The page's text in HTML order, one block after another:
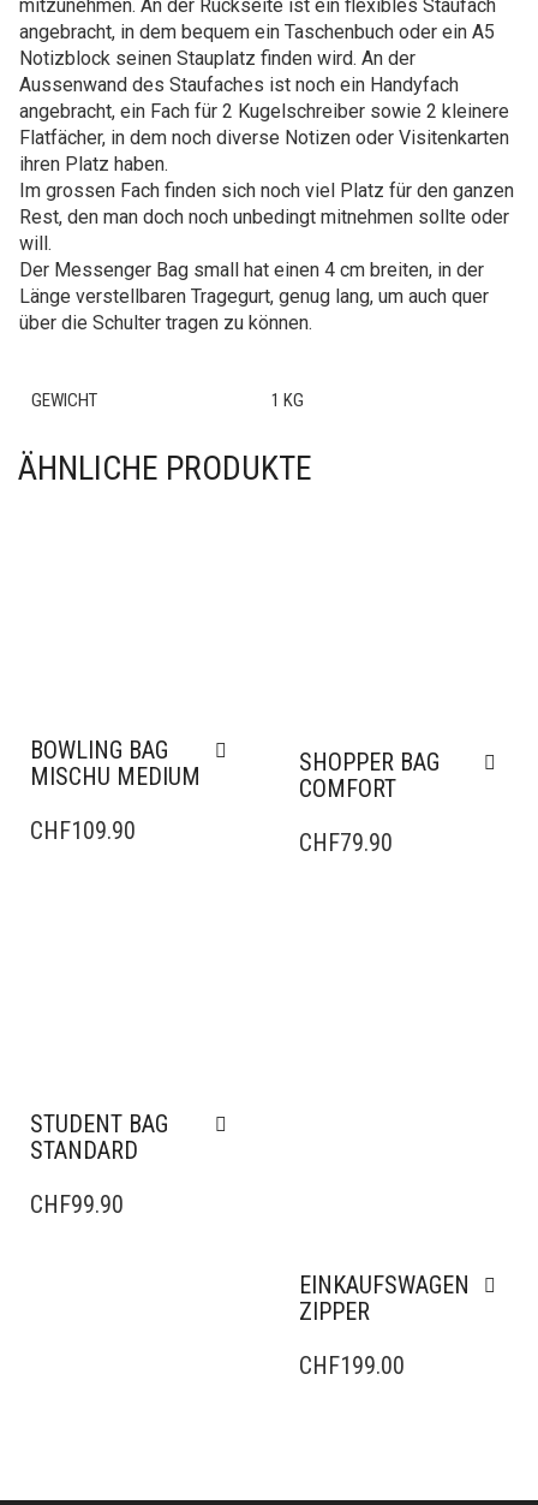
mitzunehmen. An der Rückseite ist ein flexibles Staufach
angebracht, in dem bequem ein Taschenbuch oder ein A5
Notizblock seinen Stauplatz finden wird. An der
Aussenwand des Staufaches ist noch ein Handyfach
angebracht, ein Fach für 2 Kugelschreiber sowie 2 kleinere
Flatfächer, in dem noch diverse Notizen oder Visitenkarten
ihren Platz haben.
Im grossen Fach finden sich noch viel Platz für den ganzen
Rest, den man doch noch unbedingt mitnehmen sollte oder
will.
Der Messenger Bag small hat einen 4 cm breiten, in der
Länge verstellbaren Tragegurt, genug lang, um auch quer
über die Schulter tragen zu können.
GEWICHT 1 KG
ÄHNLICHE PRODUKTE
BOWLING BAG
MISCHU MEDIUM
CHF109.90
SHOPPER BAG
COMFORT
CHF79.90
STUDENT BAG
STANDARD
CHF99.90
EINKAUFSWAGEN
ZIPPER
CHF199.00